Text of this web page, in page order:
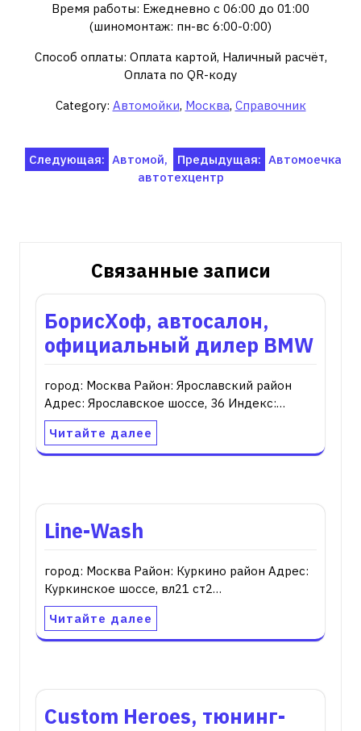
Время работы: Ежедневно с 06:00 до 01:00
(шиномонтаж: пн-вс 6:00-0:00)
Способ оплаты: Оплата картой, Наличный расчёт,
Оплата по QR-коду
Category: Автомойки, Москва, Справочник
Навигация
Предыдущая: Автомоечка
Следующая: Автомой,
автотехцентр
Связанные записи
БорисХоф, автосалон,
официальный дилер BMW
город: Москва Район: Ярославский район
Адрес: Ярославское шоссе, 36 Индекс:…
Читайте далее
Line-Wash
город: Москва Район: Куркино район Адрес:
Куркинское шоссе, вл21 ст2…
Читайте далее
Custom Heroes, тюнинг-